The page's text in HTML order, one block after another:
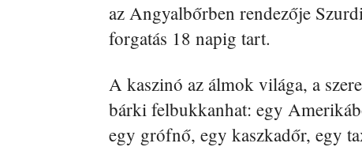
az Angyalbőrben rendezője
forgatás 18 napig tart.
A kaszinó az álmok világa, a
bárki felbukkanhat: egy
egy grófnő, egy kaszkadőr, egy